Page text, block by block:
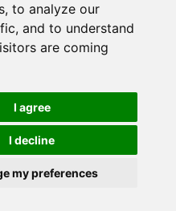
to analyze our
and to understand
are coming
I agree
I decline
my preferences
DistantRace
+371 25425987